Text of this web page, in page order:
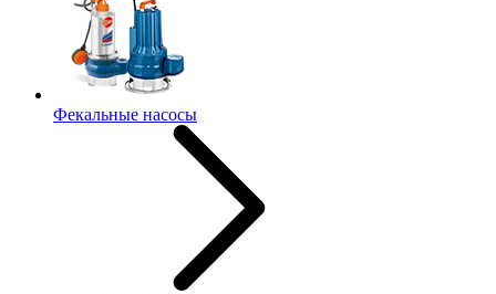
Фекальные насосы